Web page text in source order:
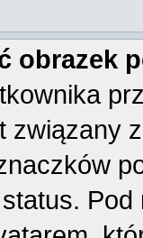
obrazek
związany